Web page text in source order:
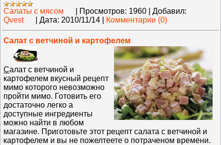
Салаты с мясом
Просмотров: 1960
Добавил:
Qvest
Дата: 2010/11/14 Комментарии (0)
Салат с ветчиной и картофелем
Салат с ветчиной и
картофелем вкусный рецепт
мимо которого невозможно
пройти мимо. Готовить его
достаточно легко а
доступные ингредиенты
можно найти в любом
магазине. Приготовьте этот рецепт салата с ветчиной и
картофелем и вы не пожелтеете о потраченом времени.